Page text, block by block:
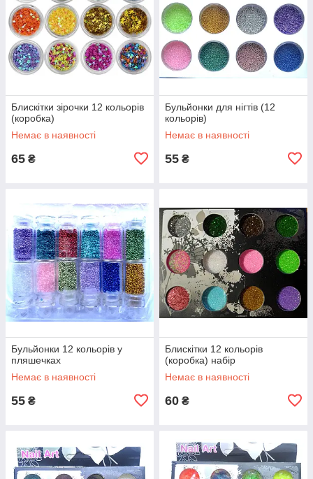
Блискітки зірочки 12 кольорів
(коробка)
Немає в наявності
65 ₴
Бульйонки для нігтів (12
кольорів)
Немає в наявності
55 ₴
Бульйонки 12 кольорів у
пляшечках
Немає в наявності
55 ₴
Блискітки 12 кольорів
(коробка) набір
Немає в наявності
60 ₴